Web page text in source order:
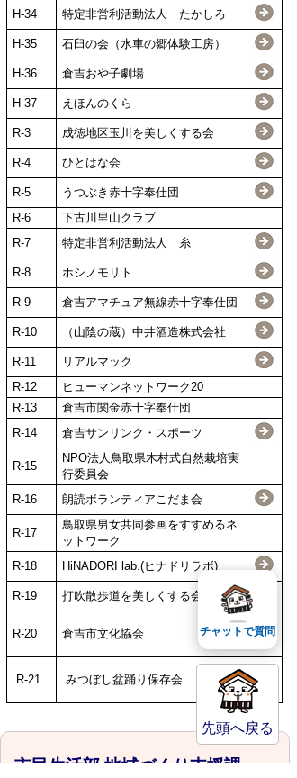
H-34 特定非営利活動法人 たかしろ
H-35 石臼の会（水車の郷体験工房）
H-36 倉吉おや子劇場
H-37 えほんのくら
R-3 成徳地区玉川を美しくする会
R-4 ひとはな会
R-5
うつぶき赤十字奉仕団
R-6
下古川里山クラブ
R-7
特定非営利活動法人 糸
R-8 ホシノモリト
R-9 倉吉アマチュア無線赤十字奉仕団
R-10 （山陰の蔵）中井酒造株式会社
R-11
リアルマック
R-12
ヒューマンネットワーク20
R-13
倉吉市関金赤十字奉仕団
R-14
倉吉サンリンク・スポーツ
R-15
NPO法人鳥取県木村式自然栽培実
行委員会
R-16
朗読ボランティアこだま会
R-17
鳥取県男女共同参画をすすめるネ
ットワーク
R-18
HiNADORI lab.(ヒナドリラボ)
R-19 打吹散歩道を美しくする会
R-20 倉吉市文化協会
R-21 みつぼし盆踊り保存会
市民生活部 地域づくり支援課
先頭へ戻る
チャットで質問